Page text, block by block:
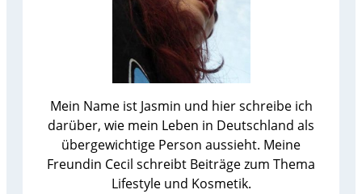
Mein Name ist Jasmin und hier schreibe ich
darüber, wie mein Leben in Deutschland als
übergewichtige Person aussieht. Meine
Freundin Cecil schreibt Beiträge zum Thema
Lifestyle und Kosmetik.